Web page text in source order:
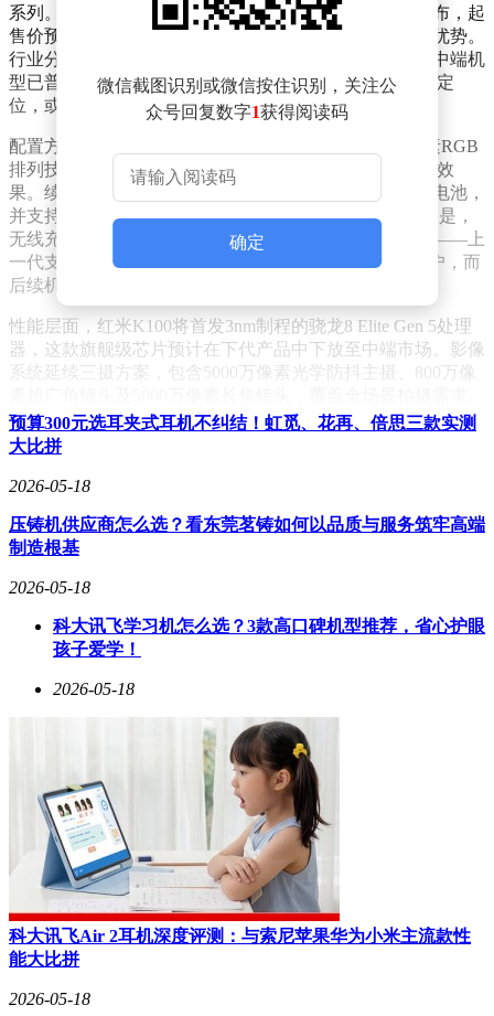
系列。据供应链消息，该系列或将于今年第三季度末发布，起
售价预计回升至3500元区间，但仍将保持对竞品的定价优势。
行业分析师指出，随着芯片与内存成本上涨，多家品牌中端机
型已普遍提价，红米K100若能维持3000元档位的性价比定
位，或将再次抢占市场先机。
配置方面，红米K100将搭载6.6英寸屏幕，采用超级像素RGB
排列技术，在降低功耗的同时实现接近2K分辨率的显示效
果。续航能力成为该机核心卖点之一，其内置8500mAh电池，
并支持100W有线快充与50W无线充电功能。值得注意的是，
无线充电的回归被视为红米向高端体验靠拢的重要信号——上
一代支持该功能的红米K60曾凭借这一特性吸引大量用户，而
后续机型因成本考量取消了这一配置。
性能层面，红米K100将首发3nm制程的骁龙8 Elite Gen 5处理
器，这款旗舰级芯片预计在下代产品中下放至中端市场。影像
系统延续三摄方案，包含5000万像素光学防抖主摄、800万像
该机还配备超声波指纹识别、双扬声器、X轴线性马达等外围
配置，并采用金属边框与IP68防尘防水设计，整体硬件规格向
米K90 Max 2999元的起售价，新机虽因成本上升有所调价，
但仍可能控制在3500元以内，而同期竞品如一加Ace 6至尊版
代机型仍具备较高吸引力，其市场表现值得持续关注。
微信截图识别或微信按住识别，关注公
众号回复数字1获得阅读码
确定
预算300元选耳夹式耳机不纠结！虹觅、花再、倍思三款实测
大比拼
2026-05-18
压铸机供应商怎么选？看东莞茗铸如何以品质与服务筑牢高端
制造根基
2026-05-18
科大讯飞学习机怎么选？3款高口碑机型推荐，省心护眼
孩子爱学！
2026-05-18
科大讯飞Air 2耳机深度评测：与索尼苹果华为小米主流款性
能大比拼
2026-05-18